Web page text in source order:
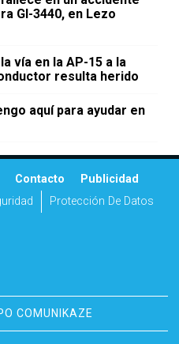
GI-3440, en Lezo
vía en la AP-15 a la
resulta herido
aquí para ayudar en
Contacto
Publicidad
Protección De Datos
COMUNIKAZE